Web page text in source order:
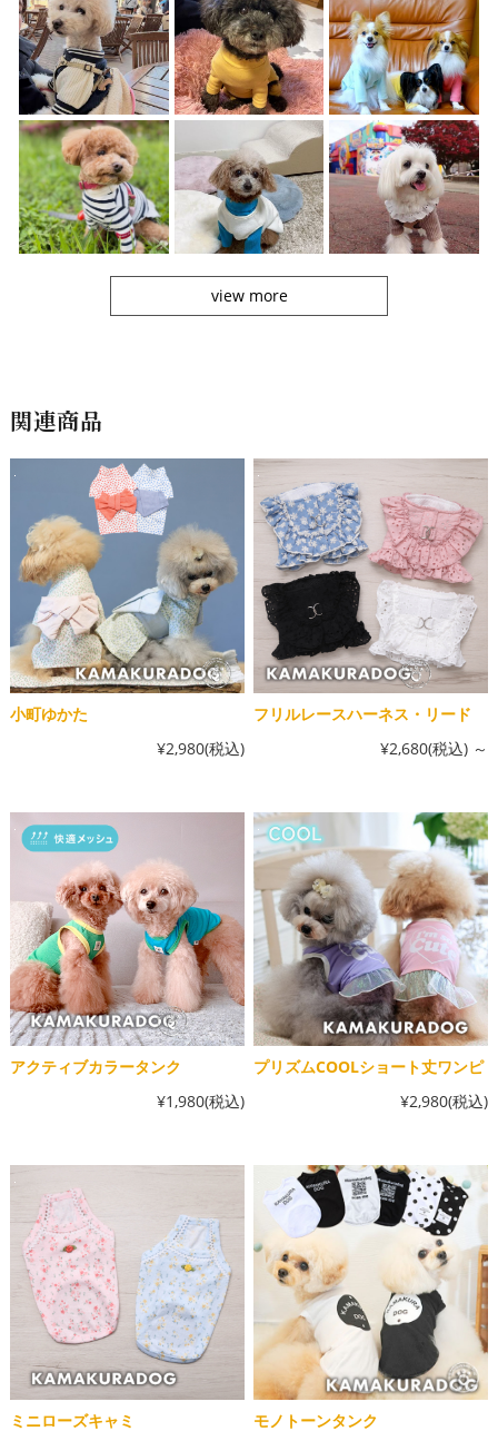
view more
関連商品
小町ゆかた
¥2,980(税込)
フリルレースハーネス・リード
¥2,680(税込) ～
アクティブカラータンク
¥1,980(税込)
プリズムCOOLショート丈ワンピ
¥2,980(税込)
ミニローズキャミ
モノトーンタンク